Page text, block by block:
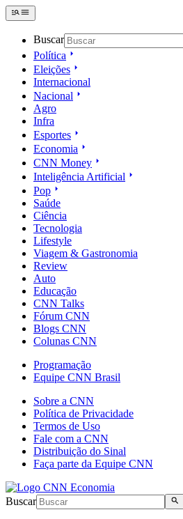
Buscar
Política
Eleições
Internacional
Nacional
Agro
Infra
Esportes
Economia
CNN Money
Inteligência Artificial
Pop
Saúde
Ciência
Tecnologia
Lifestyle
Viagem & Gastronomia
Review
Auto
Educação
CNN Talks
Fórum CNN
Blogs CNN
Colunas CNN
Programação
Equipe CNN Brasil
Sobre a CNN
Política de Privacidade
Termos de Uso
Fale com a CNN
Distribuição do Sinal
Faça parte da Equipe CNN
Buscar